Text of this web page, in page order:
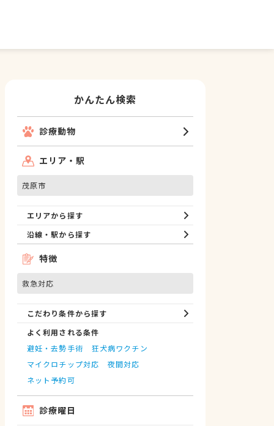
かんたん検索
診療動物
エリア・駅
茂原市
エリアから探す
沿線・駅から探す
特徴
救急対応
こだわり条件から探す
よく利用される条件
避妊・去勢手術
狂犬病ワクチン
マイクロチップ対応
夜間対応
ネット予約可
診療曜日